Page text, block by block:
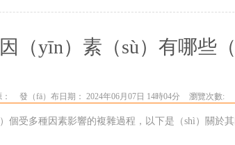
（yīn）素（sù）有哪些
發（fā）布日期： 2024年06月07日 14時04分 瀏覽次數:
個受多種因素影響的複雜過程，以下是（shì）關於